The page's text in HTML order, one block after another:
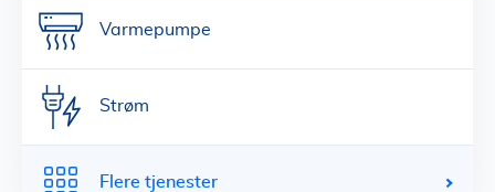
Varmepumpe
Strøm
Flere tjenester